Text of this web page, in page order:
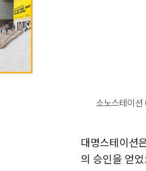
소노스테이
대명스테이션
의 승인을 얻